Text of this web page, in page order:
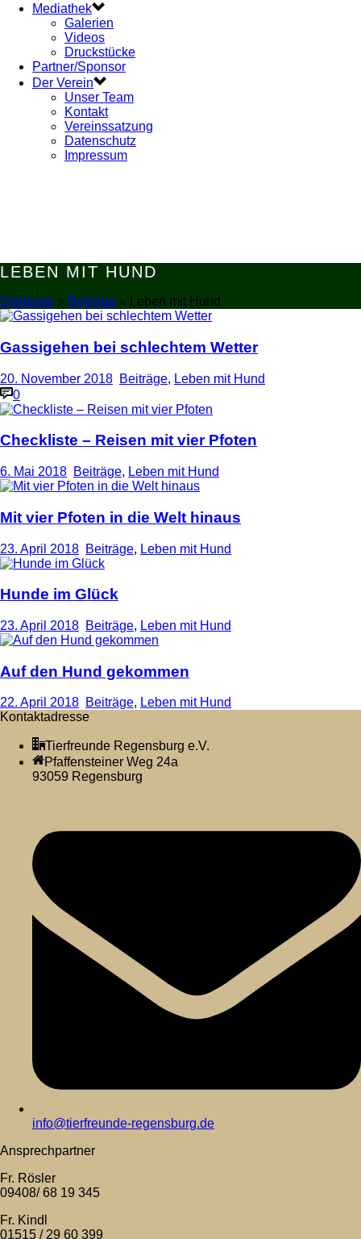
Mediathek
Galerien
Videos
Druckstücke
Partner/Sponsor
Der Verein
Unser Team
Kontakt
Vereinssatzung
Datenschutz
Impressum
LEBEN MIT HUND
Startseite » Beiträge » Leben mit Hund
Gassigehen bei schlechtem Wetter
20. November 2018 Beiträge, Leben mit Hund
0
Checkliste – Reisen mit vier Pfoten
6. Mai 2018 Beiträge, Leben mit Hund
Mit vier Pfoten in die Welt hinaus
23. April 2018 Beiträge, Leben mit Hund
Hunde im Glück
23. April 2018 Beiträge, Leben mit Hund
Auf den Hund gekommen
22. April 2018 Beiträge, Leben mit Hund
Kontaktadresse
Tierfreunde Regensburg e.V.
Pfaffensteiner Weg 24a
93059 Regensburg
info@tierfreunde-regensburg.de
Ansprechpartner
Fr. Rösler
09408/ 68 19 345
Fr. Kindl
01515 / 29 60 399